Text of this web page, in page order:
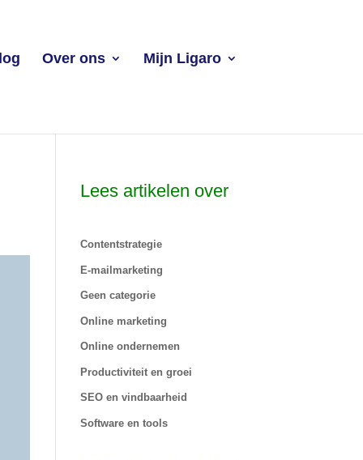
Over ons Mijn Ligaro
Lees artikelen over
Contentstrategie
E-mailmarketing
Geen categorie
Online marketing
Online ondernemen
Productiviteit en groei
SEO en vindbaarheid
Software en tools